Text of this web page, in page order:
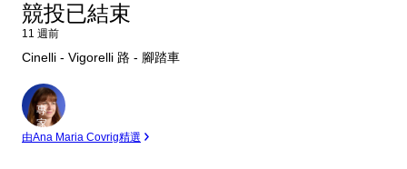
競投已結束
11 週前
Cinelli - Vigorelli 路 - 腳踏車
專
家
由Ana Maria Covrig精選